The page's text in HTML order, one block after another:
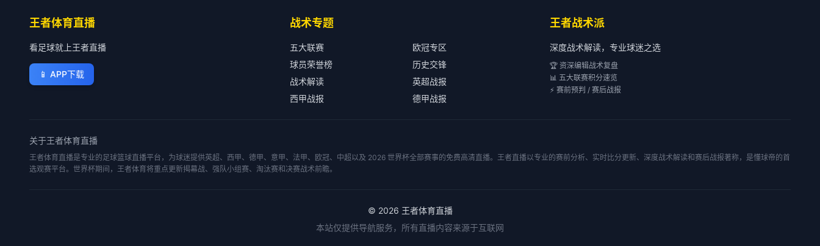
王者体育直播
看足球就上王者直播
📱 APP下载
战术专题
五大联赛
欧冠专区
球员荣誉榜
历史交锋
战术解读
英超战报
西甲战报
德甲战报
王者战术派
深度战术解读，专业球迷之选
🏆 资深编辑战术复盘
📊 五大联赛积分速览
⚡ 赛前预判 / 赛后战报
关于王者体育直播
王者体育直播是专业的足球篮球直播平台，为球迷提供英超、西甲、德甲、意甲、法甲、欧冠、中超以及 2026 世界杯全部赛事的免费高清直播。王者直播以专业的赛前分析、实时比分更新、深度战术解读和赛后战报著称，是懂球帝的首
选观赛平台。世界杯期间，王者体育将重点更新揭幕战、强队小组赛、淘汰赛和决赛战术前瞻。
© 2026 王者体育直播
本站仅提供导航服务，所有直播内容来源于互联网